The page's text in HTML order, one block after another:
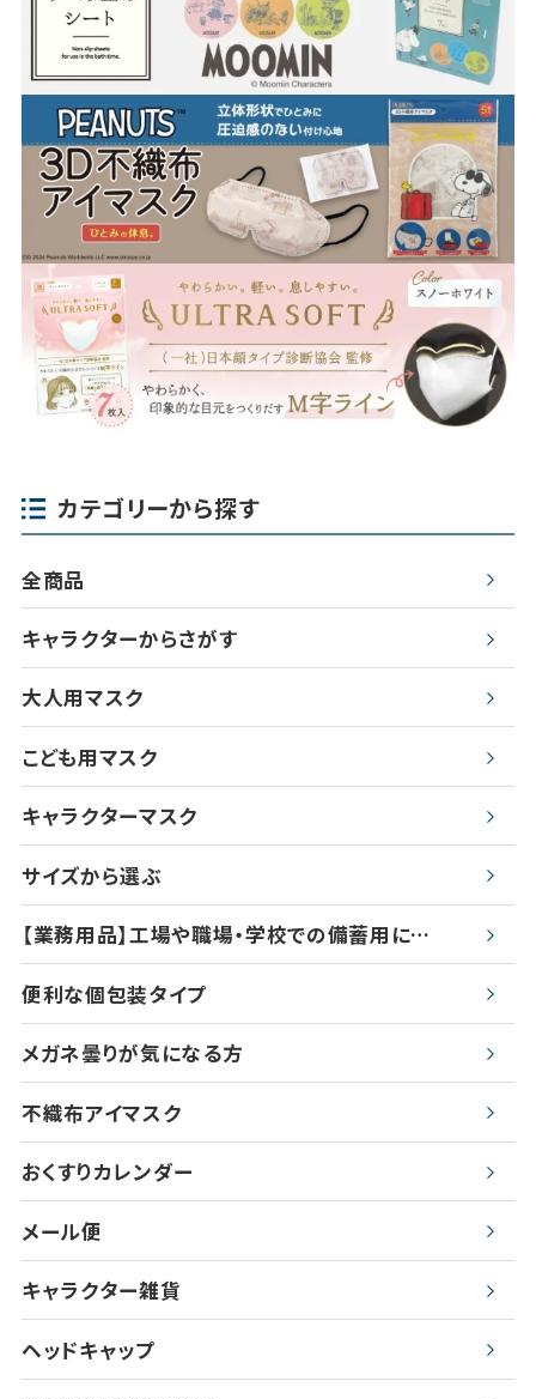
カテゴリーから探す
全商品
キャラクターからさがす
大人用マスク
こども用マスク
キャラクターマスク
サイズから選ぶ
【業務用品】工場や職場・学校での備蓄用に…
便利な個包装タイプ
メガネ曇りが気になる方
不織布アイマスク
おくすりカレンダー
メール便
キャラクター雑貨
ヘッドキャップ